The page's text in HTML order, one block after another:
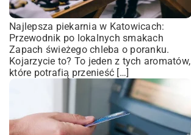
Najlepsza piekarnia w Katowicach:
Przewodnik po lokalnych smakach
Zapach świeżego chleba o poranku.
Kojarzycie to? To jeden z tych aromatów,
które potrafią przenieść […]